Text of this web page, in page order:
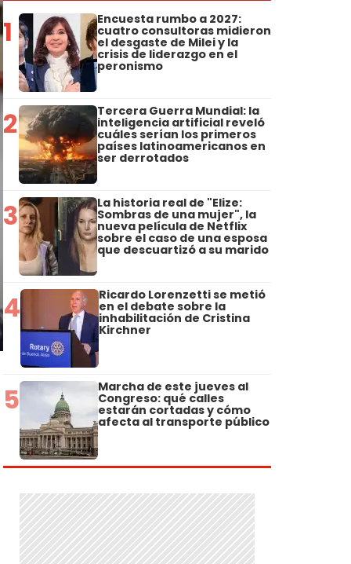
1 Encuesta rumbo a 2027:
cuatro consultoras midieron
el desgaste de Milei y la
crisis de liderazgo en el
peronismo
2 Tercera Guerra Mundial: la
inteligencia artificial reveló
cuáles serían los primeros
países latinoamericanos en
ser derrotados
3 La historia real de "Elize:
Sombras de una mujer", la
nueva película de Netflix
sobre el caso de una esposa
que descuartizó a su marido
4 Ricardo Lorenzetti se metió
en el debate sobre la
inhabilitación de Cristina
Kirchner
5 Marcha de este jueves al
Congreso: qué calles
estarán cortadas y cómo
afecta al transporte público